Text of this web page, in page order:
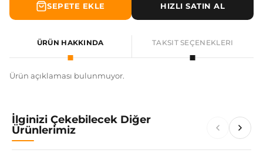
SEPETE EKLE HIZLI SATIN AL
ÜRÜN HAKKINDA TAKSIT SEÇENEKLERI
Ürün açıklaması bulunmuyor.
İlginizi Çekebilecek Diğer
Ürünlerimiz